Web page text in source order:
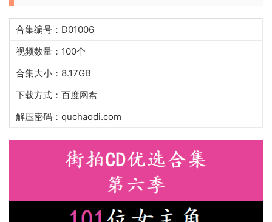
合集编号：D01006
视频数量：100个
合集大小：8.17GB
下载方式：百度网盘
解压密码：quchaodi.com